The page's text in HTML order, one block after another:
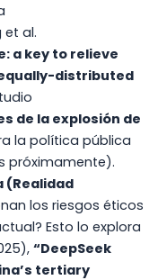
al.
a key to relieve
distributed
de la explosión de
la política pública
próximamente).
(Realidad
los riesgos éticos
Esto lo explora
“DeepSeek
tertiary